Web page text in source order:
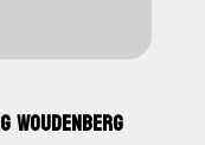
WOUDENBERG